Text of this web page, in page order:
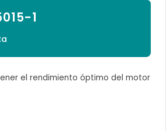
1
el rendimiento óptimo del motor